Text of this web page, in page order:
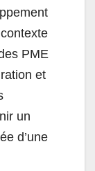
PME
et
un
d’une